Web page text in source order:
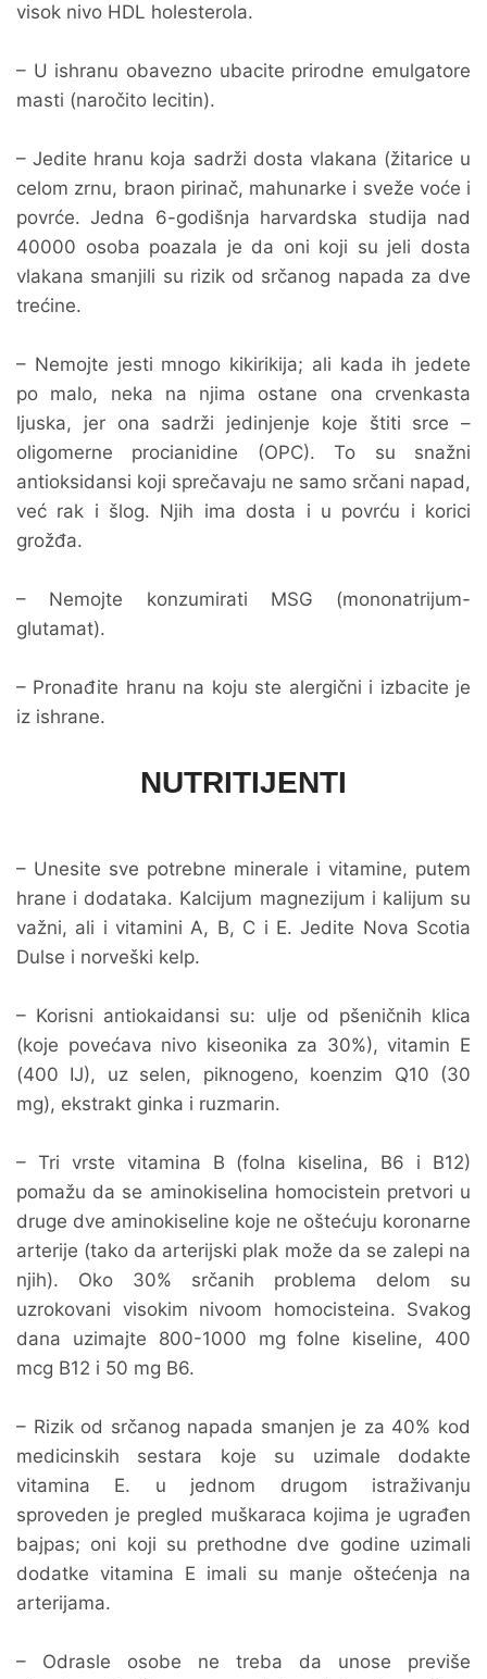
visok nivo HDL holesterola.
– U ishranu obavezno ubacite prirodne emulgatore
masti (naročito lecitin).
– Jedite hranu koja sadrži dosta vlakana (žitarice u
celom zrnu, braon pirinač, mahunarke i sveže voće i
povrće. Jedna 6-godišnja harvardska studija nad
40000 osoba poazala je da oni koji su jeli dosta
vlakana smanjili su rizik od srčanog napada za dve
trećine.
– Nemojte jesti mnogo kikirikija; ali kada ih jedete
po malo, neka na njima ostane ona crvenkasta
ljuska, jer ona sadrži jedinjenje koje štiti srce –
oligomerne procianidine (OPC). To su snažni
antioksidansi koji sprečavaju ne samo srčani napad,
već rak i šlog. Njih ima dosta i u povrću i korici
grožđa.
– Nemojte konzumirati MSG (mononatrijum-
glutamat).
– Pronađite hranu na koju ste alergični i izbacite je
iz ishrane.
NUTRITIJENTI
– Unesite sve potrebne minerale i vitamine, putem
hrane i dodataka. Kalcijum magnezijum i kalijum su
važni, ali i vitamini A, B, C i E. Jedite Nova Scotia
Dulse i norveški kelp.
– Korisni antiokaidansi su: ulje od pšeničnih klica
(koje povećava nivo kiseonika za 30%), vitamin E
(400 IJ), uz selen, piknogeno, koenzim Q10 (30
mg), ekstrakt ginka i ruzmarin.
– Tri vrste vitamina B (folna kiselina, B6 i B12)
pomažu da se aminokiselina homocistein pretvori u
druge dve aminokiseline koje ne oštećuju koronarne
arterije (tako da arterijski plak može da se zalepi na
njih). Oko 30% srčanih problema delom su
uzrokovani visokim nivoom homocisteina. Svakog
dana uzimajte 800-1000 mg folne kiseline, 400
mcg B12 i 50 mg B6.
– Rizik od srčanog napada smanjen je za 40% kod
medicinskih sestara koje su uzimale dodakte
vitamina E. u jednom drugom istraživanju
sproveden je pregled muškaraca kojima je ugrađen
bajpas; oni koji su prethodne dve godine uzimali
dodatke vitamina E imali su manje oštećenja na
arterijama.
– Odrasle osobe ne treba da unose previše